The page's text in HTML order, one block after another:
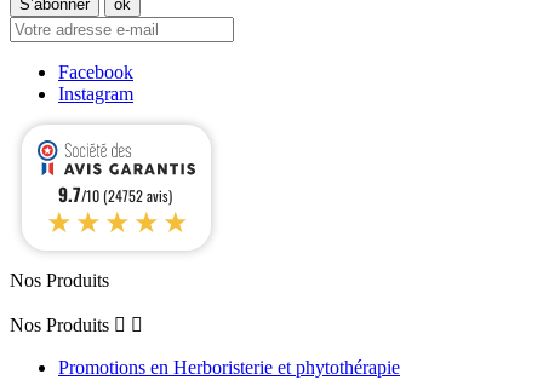
Facebook
Instagram
9.7/10 (24752 avis)
★★★★★
Nos Produits
Nos Produits  
Promotions en Herboristerie et phytothérapie